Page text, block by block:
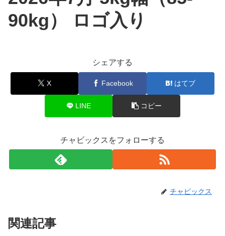
90kg） ロゴ入り
シェアする
X Facebook はてブ
LINE コピー
チャビックスをフォローする
チャビックス
関連記事